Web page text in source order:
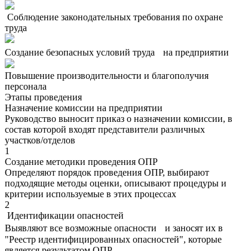
Соблюдение законодательных требования по охране
труда
Создание безопасных условий труда на предприятии
Повышение производительности и благополучия
персонала
Этапы проведения
Назначение комиссии на предприятии
Руководство выносит приказ о назначении комиссии, в
состав которой входят представители различных
участков/отделов
1
Создание методики проведения ОПР
Определяют порядок проведения ОПР, выбирают
подходящие методы оценки, описывают процедуры и
критерии используемые в этих процессах
2
Идентификации опасностей
Выявляют все возможные опасности и заносят их в
"Реестр идентифицированных опасностей", которые